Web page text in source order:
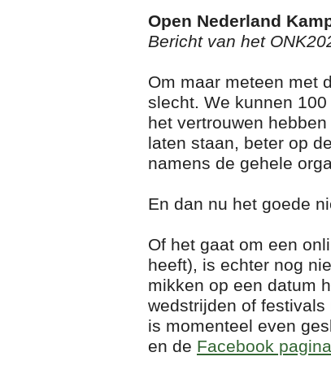
Open Nederland
Bericht van het
Om maar meteen met
slecht. We kunnen
het vertrouwen
laten staan, beter op
namens de gehele
En dan nu het
Of het gaat om een
heeft), is echter nog
mikken op een datum
wedstrijden of
is momenteel even
en de Facebook pagina